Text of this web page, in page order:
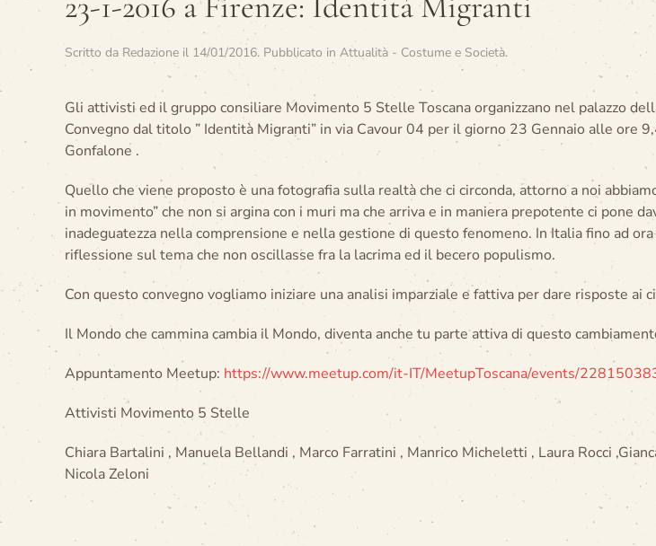
Scritto da Redazione il 14/01/2016. Pubblicato in Attualità - Costume e Società.
Gli attivisti ed il gruppo consiliare Movimento 5 Stelle Toscana organizzano nel palazzo
Convegno dal titolo ” Identità Migranti” in via Cavour 04 per il giorno 23 Gennaio alle ore
Gonfalone .
Quello che viene proposto è una fotografia sulla realtà che ci circonda, attorno a noi
in movimento” che non si argina con i muri ma che arriva e in maniera prepotente ci pone
inadeguatezza nella comprensione e nella gestione di questo fenomeno. In Italia fino ad ora
riflessione sul tema che non oscillasse fra la lacrima ed il becero populismo.
Con questo convegno vogliamo iniziare una analisi imparziale e fattiva per dare risposte ai
Il Mondo che cammina cambia il Mondo, diventa anche tu parte attiva di questo
Appuntamento Meetup: https://www.meetup.com/it-IT/MeetupToscana/events/
Attivisti Movimento 5 Stelle
Chiara Bartalini , Manuela Bellandi , Marco Farratini , Manrico Micheletti , Laura Rocci
Nicola Zeloni